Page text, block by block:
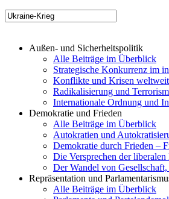
Außen- und Sicherheitspolitik
Alle Beiträge im Überblick
Strategische Konkurrenz im
Konflikte und Krisen weltweit
Radikalisierung und
Internationale Ordnung und
Demokratie und Frieden
Alle Beiträge im Überblick
Autokratien und
Demokratie durch Frieden –
Die Versprechen der
Der Wandel von
Repräsentation und
Alle Beiträge im Überblick